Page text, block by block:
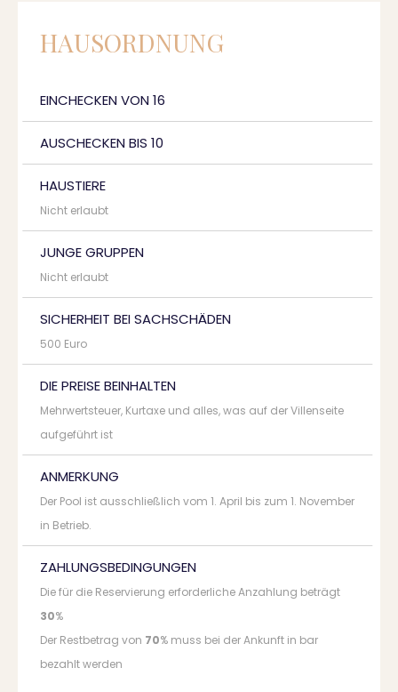
HAUSORDNUNG
EINCHECKEN VON 16
AUSCHECKEN BIS 10
HAUSTIERE
Nicht erlaubt
JUNGE GRUPPEN
Nicht erlaubt
SICHERHEIT BEI SACHSCHÄDEN
500 Euro
DIE PREISE BEINHALTEN
Mehrwertsteuer, Kurtaxe und alles, was auf der Villenseite
aufgeführt ist
ANMERKUNG
Der Pool ist ausschließlich vom 1. April bis zum 1. November
in Betrieb.
ZAHLUNGSBEDINGUNGEN
Die für die Reservierung erforderliche Anzahlung beträgt
30%
Der Restbetrag von 70% muss bei der Ankunft in bar
bezahlt werden